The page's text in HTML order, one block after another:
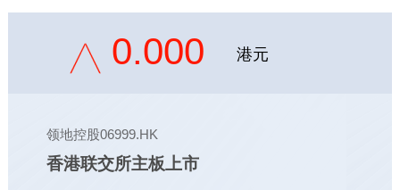
0.000 港元
领地控股06999.HK
香港联交所主板上市